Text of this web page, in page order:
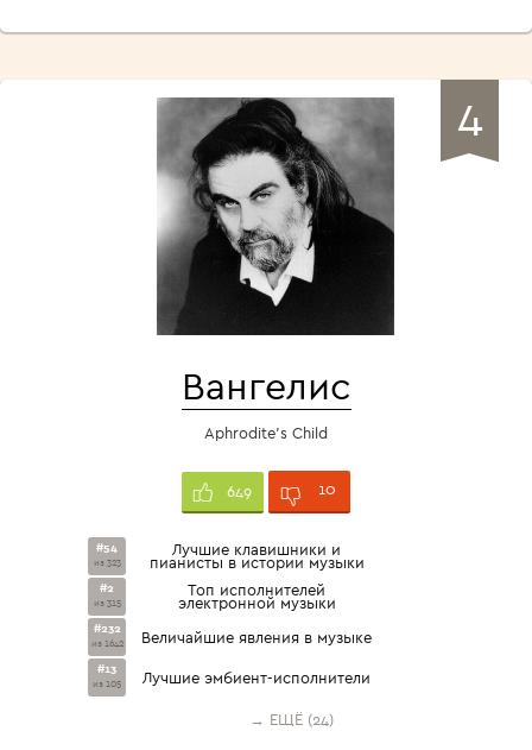
4
Вангелис
Aphrodite's Child
649 10
#54
из 323
Лучшие клавишники и
пианисты в истории музыки
#2
из 315
Топ исполнителей
электронной музыки
#232
из 1642 Величайшие явления в музыке
#13
из 105 Лучшие эмбиент-исполнители
→ ЕЩЁ (24)